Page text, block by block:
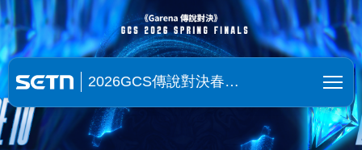
2026GCS傳說對決春季聯賽
2026GCS傳說對決春…